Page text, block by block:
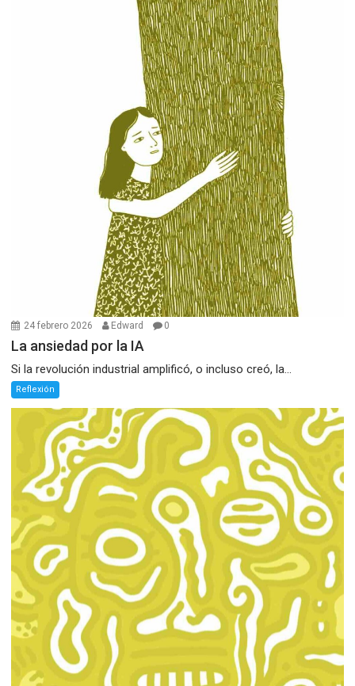
24 febrero 2026 Edward 0
La ansiedad por la IA
Si la revolución industrial amplificó, o incluso creó, la...
Reflexión